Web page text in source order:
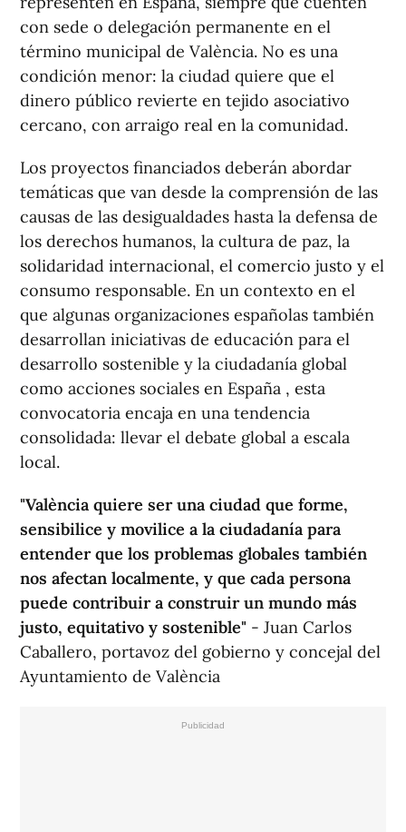
con sede o delegación permanente en el
término municipal de València. No es una
condición menor: la ciudad quiere que el
dinero público revierte en tejido asociativo
cercano, con arraigo real en la comunidad.
Los proyectos financiados deberán abordar
temáticas que van desde la comprensión de las
causas de las desigualdades hasta la defensa de
los derechos humanos, la cultura de paz, la
solidaridad internacional, el comercio justo y el
consumo responsable. En un contexto en el
que algunas organizaciones españolas también
desarrollan iniciativas de educación para el
desarrollo sostenible y la ciudadanía global
como acciones sociales en España , esta
convocatoria encaja en una tendencia
consolidada: llevar el debate global a escala
local.
"València quiere ser una ciudad que forme,
sensibilice y movilice a la ciudadanía para
entender que los problemas globales también
nos afectan localmente, y que cada persona
puede contribuir a construir un mundo más
justo, equitativo y sostenible" - Juan Carlos
Caballero, portavoz del gobierno y concejal del
Ayuntamiento de València